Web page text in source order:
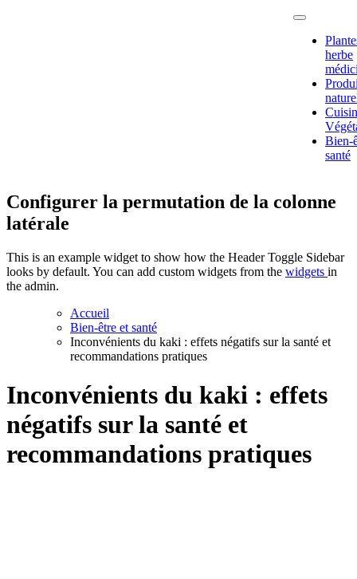
plantes et
légumes
pour notre
herbe
Bien-
santé
Configurer la permutation de la colonne
latérale
This is an example widget to show how the Header Toggle Sidebar
looks by default. You can add custom widgets from the widgets in
the admin.
Accueil
Bien-être et santé
Inconvénients du kaki : effets négatifs sur la santé et
recommandations pratiques
Inconvénients du kaki : effets
négatifs sur la santé et
recommandations pratiques